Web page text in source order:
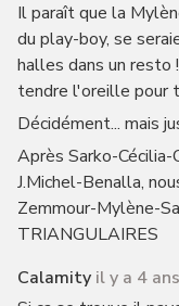
Il paraît que la
du play-boy, se
halles dans un resto
tendre l'oreille pour
Décidément... mais
Après Sarko-Cécilia-
J.Michel-Benalla,
Zemmour-Mylène-
TRIANGULAIRES
Calamity il y a 4 ans